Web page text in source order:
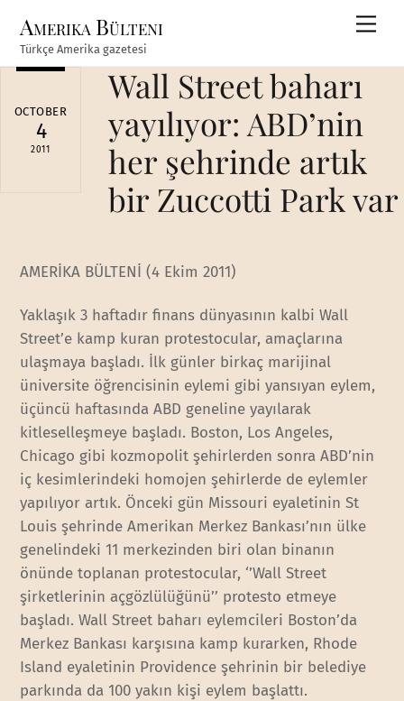
content
Amerika Bülteni
Türkçe Amerika gazetesi
OCTOBER
4
2011
Wall Street baharı
yayılıyor: ABD’nin
her şehrinde artık
bir Zuccotti Park var
AMERİKA BÜLTENİ (4 Ekim 2011)
Yaklaşık 3 haftadır finans dünyasının kalbi Wall
Street’e kamp kuran protestocular, amaçlarına
ulaşmaya başladı. İlk günler birkaç marijinal
üniversite öğrencisinin eylemi gibi yansıyan eylem,
üçüncü haftasında ABD geneline yayılarak
kitleselleşmeye başladı. Boston, Los Angeles,
Chicago gibi kozmopolit şehirlerden sonra ABD’nin
iç kesimlerindeki homojen şehirlerde de eylemler
yapılıyor artık. Önceki gün Missouri eyaletinin St
Louis şehrinde Amerikan Merkez Bankası’nın ülke
genelindeki 11 merkezinden biri olan binanın
önünde toplanan protestocular, ‘’Wall Street
şirketlerinin açgözlülüğünü’’ protesto etmeye
başladı. Wall Street baharı eylemcileri Boston’da
Merkez Bankası karşısına kamp kurarken, Rhode
Island eyaletinin Providence şehrinin bir belediye
parkında da 100 yakın kişi eylem başlattı.